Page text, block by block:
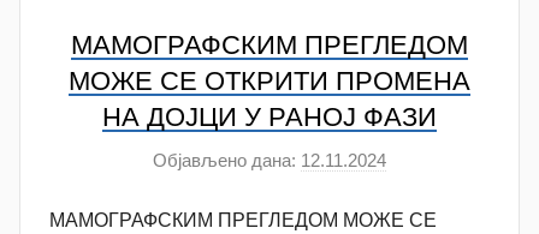
МАМОГРАФСКИМ ПРЕГЛЕДОМ
МОЖЕ СЕ ОТКРИТИ ПРОМЕНА
НА ДОЈЦИ У РАНОЈ ФАЗИ
Објављено дана: 12.11.2024
т
МАМОГРАФСКИМ ПРЕГЛЕДОМ МОЖЕ СЕ